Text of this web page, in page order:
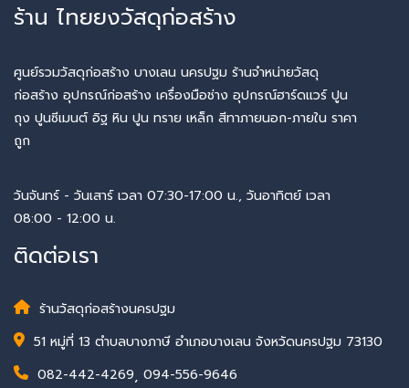
ร้าน ไทยยงวัสดุก่อสร้าง
ศูนย์รวมวัสดุก่อสร้าง บางเลน นครปฐม ร้านจำหน่ายวัสดุ
ก่อสร้าง อุปกรณ์ก่อสร้าง เครื่องมือช่าง อุปกรณ์ฮาร์ดแวร์ ปูน
ถุง ปูนซีเมนต์ อิฐ หิน ปูน ทราย เหล็ก สีทาภายนอก-ภายใน ราคา
ถูก
วันจันทร์ - วันเสาร์ เวลา 07:30-17:00 น., วันอาทิตย์ เวลา
08:00 - 12:00 น.
ติดต่อเรา
ร้านวัสดุก่อสร้างนครปฐม
51 หมู่ที่ 13 ตำบลบางภาษี อำเภอบางเลน จังหวัดนครปฐม 73130
082-442-4269, 094-556-9646